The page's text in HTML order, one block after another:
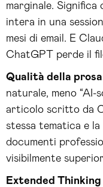
marginale. Significa
intera in una
mesi di email. E
ChatGPT perde il
Qualità della
naturale, meno “AI-
articolo scritto da
stessa tematica e
documenti
visibilmente
Extended